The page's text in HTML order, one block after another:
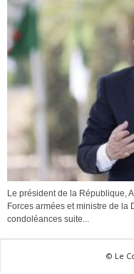
Le président de la République,
Forces armées et ministre de la
condoléances suite...
© Le